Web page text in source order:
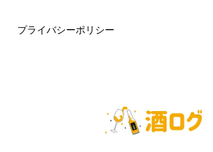
プライバシーポリシー